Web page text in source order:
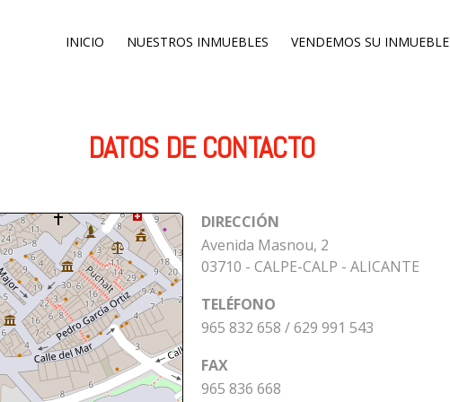
INICIO NUESTROS INMUEBLES VENDEMOS SU INMUEBLE
DATOS DE CONTACTO
DIRECCIÓN
Avenida Masnou, 2
03710 - CALPE-CALP - ALICANTE
TELÉFONO
965 832 658 / 629 991 543
FAX
965 836 668